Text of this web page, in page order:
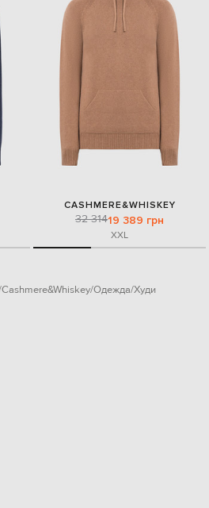
CASHMERE&WHISKEY
32 31419 389 грн
XXL
Cashmere&Whiskey Одежда Худи